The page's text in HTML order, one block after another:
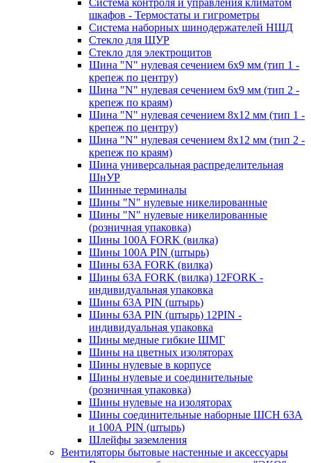
Система контроля и управления климатом
шкафов - Термостаты и гигрометры
Система наборных шинодержателей НШД
Стекло для ЩУР
Стекло для электрощитов
Шина "N" нулевая сечением 6х9 мм (тип 1 -
крепеж по центру)
Шина "N" нулевая сечением 6х9 мм (тип 2 -
крепеж по краям)
Шина "N" нулевая сечением 8х12 мм (тип 1 -
крепеж по центру)
Шина "N" нулевая сечением 8х12 мм (тип 2 -
крепеж по краям)
Шина универсальная распределительная
ШнУР
Шинные терминалы
Шины "N" нулевые никелированные
Шины "N" нулевые никелированные
(розничная упаковка)
Шины 100A FORK (вилка)
Шины 100A PIN (штырь)
Шины 63A FORK (вилка)
Шины 63A FORK (вилка) 12FORK -
индивидуальная упаковка
Шины 63A PIN (штырь)
Шины 63A PIN (штырь) 12PIN -
индивидуальная упаковка
Шины медные гибкие ШМГ
Шины на цветных изоляторах
Шины нулевые в корпусе
Шины нулевые и соединительные
(розничная упаковка)
Шины нулевые на изоляторах
Шины соединительные наборные ШСН 63A
и 100А PIN (штырь)
Шлейфы заземления
Вентиляторы бытовые настенные и аксессуары